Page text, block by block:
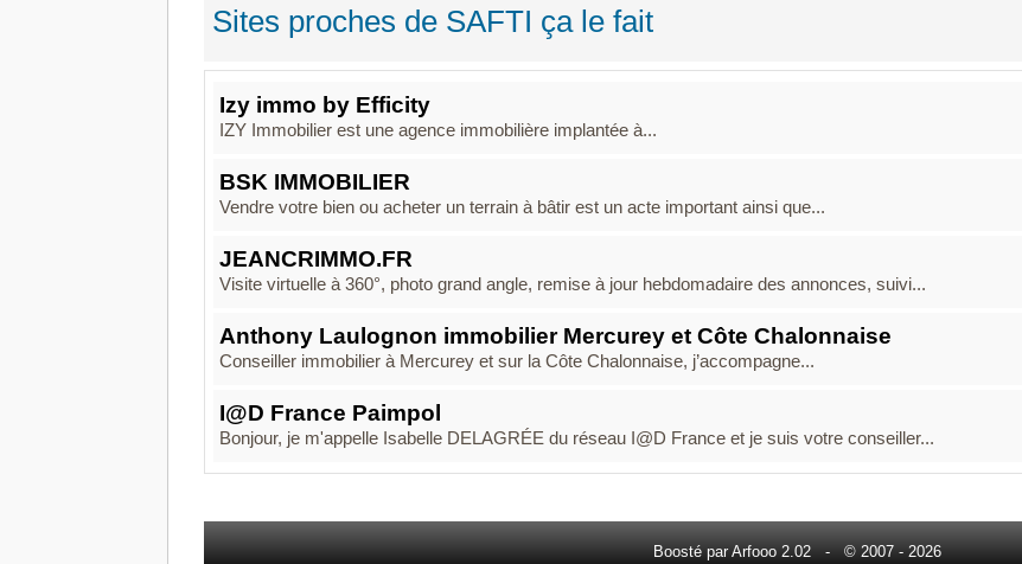
Sites proches de SAFTI ça le fait
Izy immo by Efficity
IZY Immobilier est une agence immobilière implantée à...
BSK IMMOBILIER
Vendre votre bien ou acheter un terrain à bâtir est un acte important ainsi que...
JEANCRIMMO.FR
Visite virtuelle à 360°, photo grand angle, remise à jour hebdomadaire des annonces, suivi...
Anthony Laulognon immobilier Mercurey et Côte Chalonnaise
Conseiller immobilier à Mercurey et sur la Côte Chalonnaise, j’accompagne...
I@D France Paimpol
Bonjour, je m'appelle Isabelle DELAGRÉE du réseau I@D France et je suis votre conseiller...
Boosté par Arfooo 2.02 - © 2007 - 2026